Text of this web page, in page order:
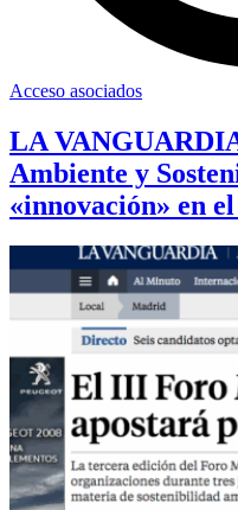
Acceso asociados
LA
Ambiente y
«innovación» en